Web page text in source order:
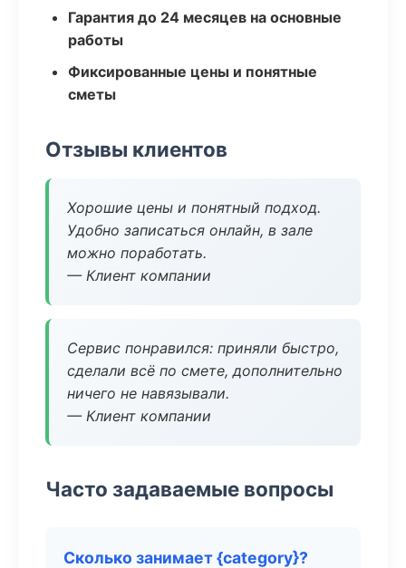
Гарантия до 24 месяцев на основные
работы
Фиксированные цены и понятные
сметы
Отзывы клиентов
Хорошие цены и понятный подход.
Удобно записаться онлайн, в зале
можно поработать.
— Клиент компании
Сервис понравился: приняли быстро,
сделали всё по смете, дополнительно
ничего не навязывали.
— Клиент компании
Часто задаваемые вопросы
Сколько занимает {category}?